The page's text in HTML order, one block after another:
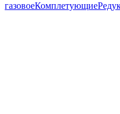
газовоеКомплетующие